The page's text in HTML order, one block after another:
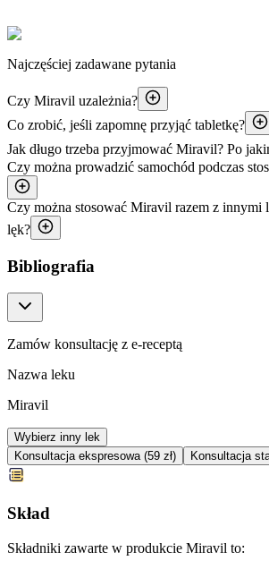
Najczęściej zadawane pytania
Czy Miravil uzależnia?
Co zrobić, jeśli zapomnę przyjąć tabletkę?
Jak długo trzeba przyjmować Miravil? Po
Czy można prowadzić samochód podczas
Czy można stosować Miravil razem z innymi
lęk?
Bibliografia
Zamów konsultację z e-receptą
Nazwa leku
Miravil
Wybierz inny lek
Konsultacja ekspresowa (59 zł)
Konsultacja
Skład
Składniki zawarte w produkcie Miravil to: